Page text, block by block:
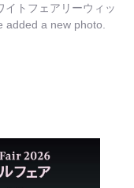
イトフェアリーウィッ
added a new photo.